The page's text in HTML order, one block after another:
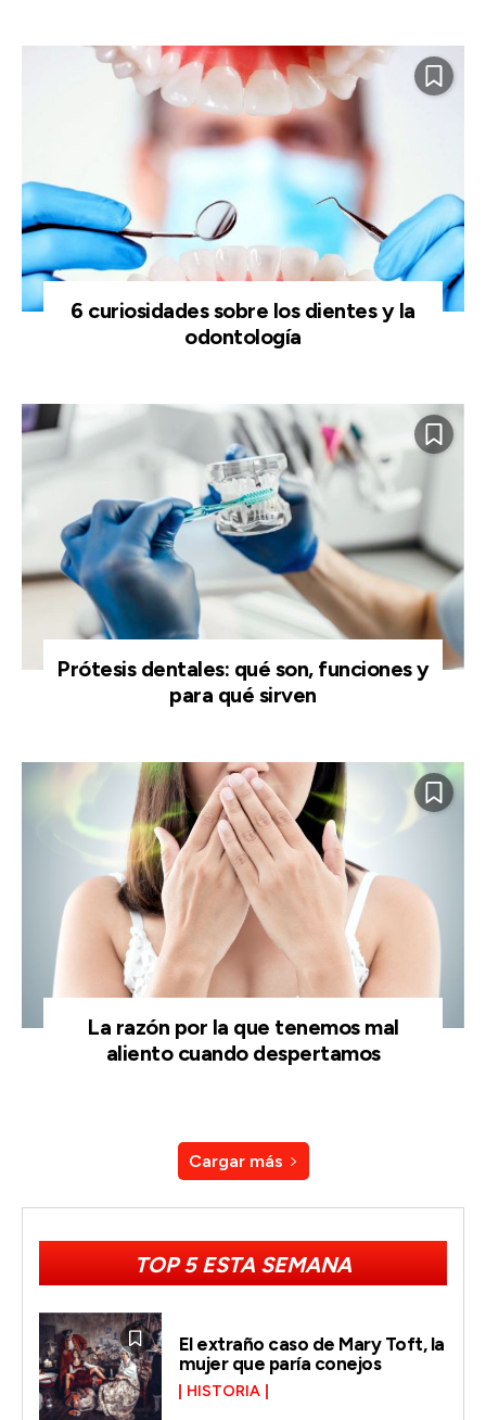
6 curiosidades sobre los dientes y la
odontología
Prótesis dentales: qué son, funciones y
para qué sirven
La razón por la que tenemos mal
aliento cuando despertamos
Cargar más
TOP 5 ESTA SEMANA
El extraño caso de Mary Toft, la
mujer que paría conejos
HISTORIA